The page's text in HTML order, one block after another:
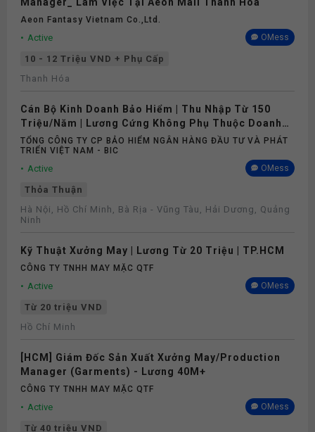
Aeon Fantasy Vietnam Co.,ltd.
Active OMess
10 - 12 Triệu VND + Phụ Cấp
Thanh Hóa
Cán Bộ Kinh Doanh Bảo Hiểm | Thu Nhập Từ 150
Triệu/Năm | Lương Cứng Không Phụ Thuộc Doanh
Số
TỔNG CÔNG TY CP BẢO HIỂM NGÂN HÀNG ĐẦU TƯ VÀ PHÁT
TRIỂN VIỆT NAM - BIC
Active OMess
Thỏa Thuận
Hà Nội, Hồ Chí Minh, Bà Rịa - Vũng Tàu, Hải Dương, Quảng
Ninh
Kỹ Thuật Xưởng May | Lương Từ 20 Triệu | TP.HCM
CÔNG TY TNHH MAY MẶC QTF
Active OMess
Từ 20 triệu VND
Hồ Chí Minh
[HCM] Giám Đốc Sản Xuất Xưởng May/Production
Manager (Garments) - Lương 40M+
CÔNG TY TNHH MAY MẶC QTF
Active OMess
Từ 40 triệu VND